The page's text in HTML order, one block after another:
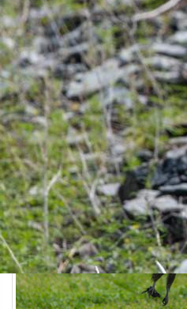
Природа
08.08.2025 14:30786